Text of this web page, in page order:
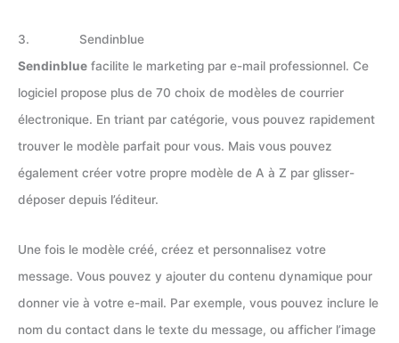
3. Sendinblue
Sendinblue facilite le marketing par e-mail professionnel. Ce
logiciel propose plus de 70 choix de modèles de courrier
électronique. En triant par catégorie, vous pouvez rapidement
trouver le modèle parfait pour vous. Mais vous pouvez
également créer votre propre modèle de A à Z par glisser-
déposer depuis l’éditeur.
Une fois le modèle créé, créez et personnalisez votre
message. Vous pouvez y ajouter du contenu dynamique pour
donner vie à votre e-mail. Par exemple, vous pouvez inclure le
nom du contact dans le texte du message, ou afficher l’image